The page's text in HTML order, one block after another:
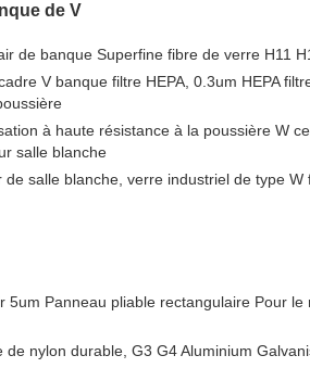
de V
de banque Superfine fibre de verre H11
V banque filtre HEPA, 0.3um HEPA
à haute résistance à la poussière W
salle blanche
de salle blanche, verre industriel de type W
5um Panneau pliable rectangulaire Pour le
de nylon durable, G3 G4 Aluminium